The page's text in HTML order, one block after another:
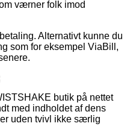
værner folk imod
Alternativt kunne du
som for eksempel ViaBill,
butik på nettet
med indholdet af dens
uden tvivl ikke særlig